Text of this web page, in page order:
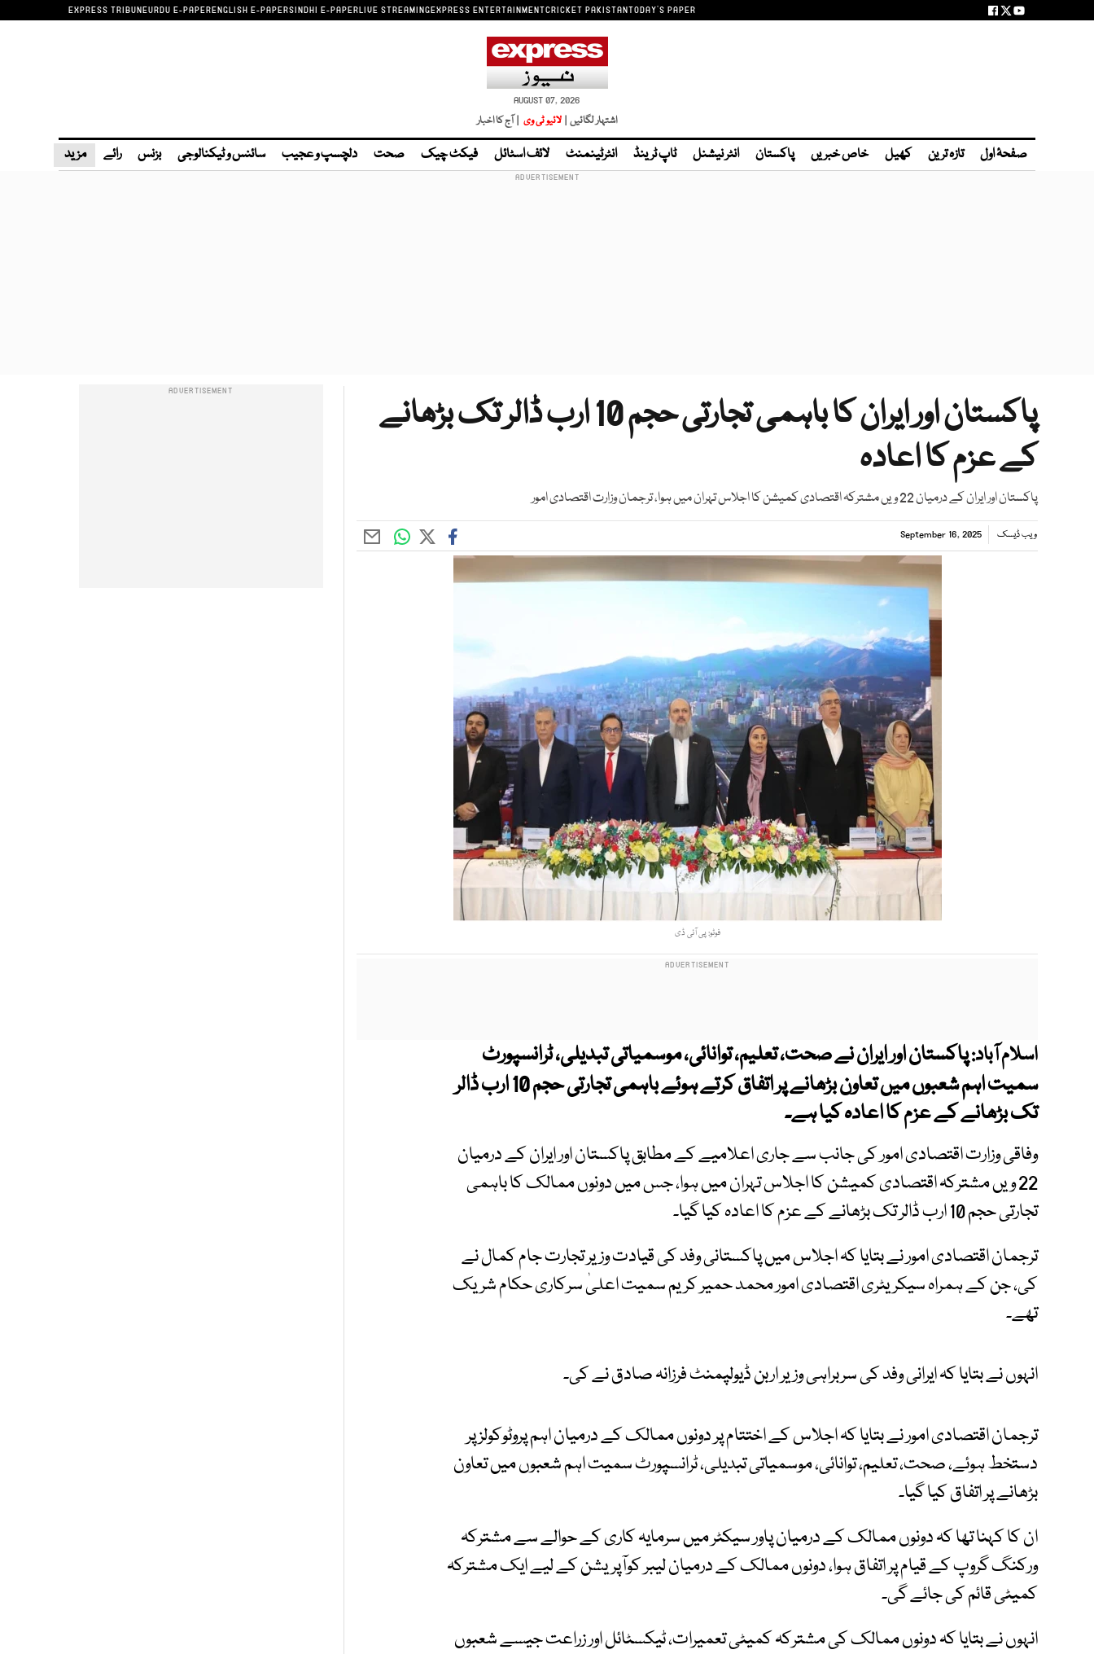
EXPRESS TRIBUNEURDU E-PAPERENGLISH E-PAPERSINDHI E-PAPERLIVE STREAMINGEXPRESS ENTERTAINMENTCRICKET PAKISTANTODAY'S PAPER
AUGUST 07, 2026
اشتہار لگائیں | لائیو ٹی وی | آج کا اخبار
صفحۂ اول تازہ ترین کھیل خاص خبریں پاکستان انٹر نیشنل ٹاپ ٹرینڈ انٹرٹینمنٹ لائف اسٹائل فیکٹ چیک صحت دلچسپ و عجیب سائنس و ٹیکنالوجی بزنس رائے مزید
پاکستان اور ایران کا باہمی تجارتی حجم 10 ارب ڈالر تک بڑھانے
کے عزم کا اعادہ
پاکستان اور ایران کے درمیان 22 ویں مشترکہ اقتصادی کمیشن کا اجلاس تہران میں ہوا، ترجمان وزارت اقتصادی امور
ویب ڈیسک September 16, 2025
فوٹو: پی آئی ڈی
اسلام آباد:پاکستان اور ایران نے صحت، تعلیم، توانائی، موسمیاتی تبدیلی، ٹرانسپورٹ
سمیت اہم شعبوں میں تعاون بڑھانے پر اتفاق کرتے ہوئے باہمی تجارتی حجم 10 ارب ڈالر
تک بڑھانے کے عزم کا اعادہ کیا ہے۔
وفاقی وزارت اقتصادی امور کی جانب سے جاری اعلامیے کے مطابق پاکستان اور ایران کے درمیان
22 ویں مشترکہ اقتصادی کمیشن کا اجلاس تہران میں ہوا، جس میں دونوں ممالک کا باہمی
تجارتی حجم 10 ارب ڈالر تک بڑھانے کے عزم کا اعادہ کیا گیا۔
ترجمان اقتصادی امور نے بتایا کہ اجلاس میں پاکستانی وفد کی قیادت وزیر تجارت جام کمال نے
کی، جن کے ہمراہ سیکریٹری اقتصادی امور محمد حمیر کریم سمیت اعلیٰ سرکاری حکام شریک
تھے۔
انہوں نے بتایا کہ ایرانی وفد کی سربراہی وزیر اربن ڈیولپمنٹ فرزانہ صادق نے کی۔
ترجمان اقتصادی امور نے بتایا کہ اجلاس کے اختتام پر دونوں ممالک کے درمیان اہم پروٹوکولز پر
دستخط ہوئے، صحت، تعلیم، توانائی، موسمیاتی تبدیلی، ٹرانسپورٹ سمیت اہم شعبوں میں تعاون
بڑھانے پر اتفاق کیا گیا۔
ان کا کہنا تھا کہ دونوں ممالک کے درمیان پاور سیکٹر میں سرمایہ کاری کے حوالے سے مشترکہ
ورکنگ گروپ کے قیام پر اتفاق ہوا، دونوں ممالک کے درمیان لیبر کوآپریشن کے لیے ایک مشترکہ
کمیٹی قائم کی جائے گی۔
انہوں نے بتایا کہ دونوں ممالک کی مشترکہ کمیٹی تعمیرات، ٹیکسٹائل اور زراعت جیسے شعبوں